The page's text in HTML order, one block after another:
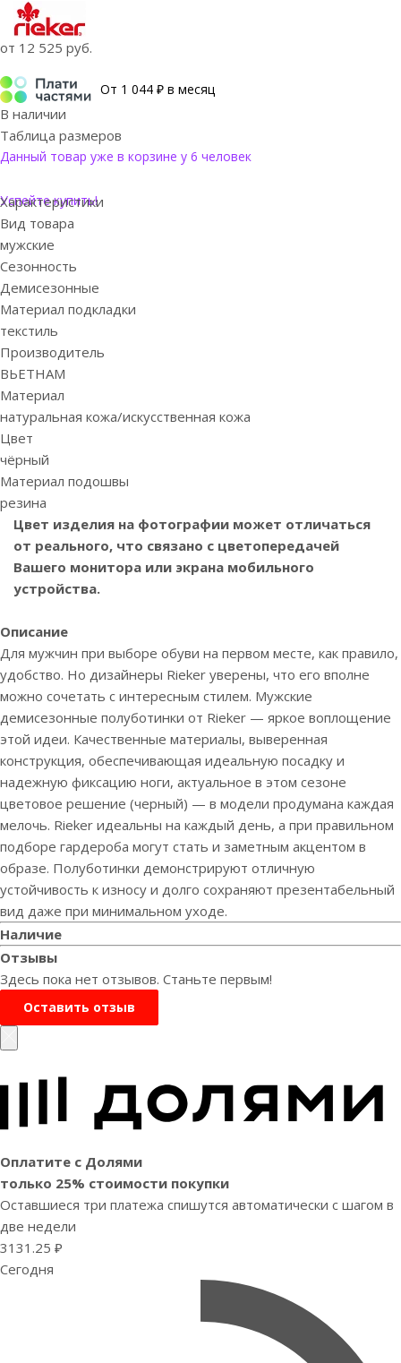
от 12 525 руб.
От 1 044 ₽ в месяц
В наличии
Таблица размеров
Данный товар уже в корзине у 6 человек
Успейте купить!
Характеристики
Вид товара
мужские
Сезонность
Демисезонные
Материал подкладки
текстиль
Производитель
ВЬЕТНАМ
Материал
натуральная кожа/искусственная кожа
Цвет
чёрный
Материал подошвы
резина
Цвет изделия на фотографии может отличаться
от реального, что связано с цветопередачей
Вашего монитора или экрана мобильного
устройства.
Описание
Для мужчин при выборе обуви на первом месте, как правило,
удобство. Но дизайнеры Rieker уверены, что его вполне
можно сочетать с интересным стилем. Мужские
демисезонные полуботинки от Rieker — яркое воплощение
этой идеи. Качественные материалы, выверенная
конструкция, обеспечивающая идеальную посадку и
надежную фиксацию ноги, актуальное в этом сезоне
цветовое решение (черный) — в модели продумана каждая
мелочь. Rieker идеальны на каждый день, а при правильном
подборе гардероба могут стать и заметным акцентом в
образе. Полуботинки демонстрируют отличную
устойчивость к износу и долго сохраняют презентабельный
вид даже при минимальном уходе.
Наличие
Отзывы
Здесь пока нет отзывов. Станьте первым!
Оставить отзыв
Оплатите с Долями
только 25% стоимости покупки
Оставшиеся три платежа спишутся автоматически с шагом в
две недели
3131.25 ₽
Сегодня